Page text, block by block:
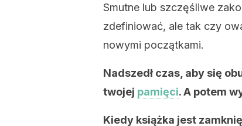
Smutne lub szczęśliwe
zdefiniować, ale tak czy
nowymi początkami.
Nadszedł czas, aby się
twojej pamięci. A potem
Kiedy książka jest